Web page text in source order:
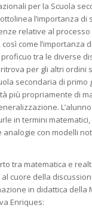
per la Scuola
l’importanza di
relative al processo
come l’importanza
tra le diverse
per gli altri ordini
secondaria di primo
più propriamente di
in termini
analogie con modelli
tra matematica e
cuore della
in didattica della
Enriques: